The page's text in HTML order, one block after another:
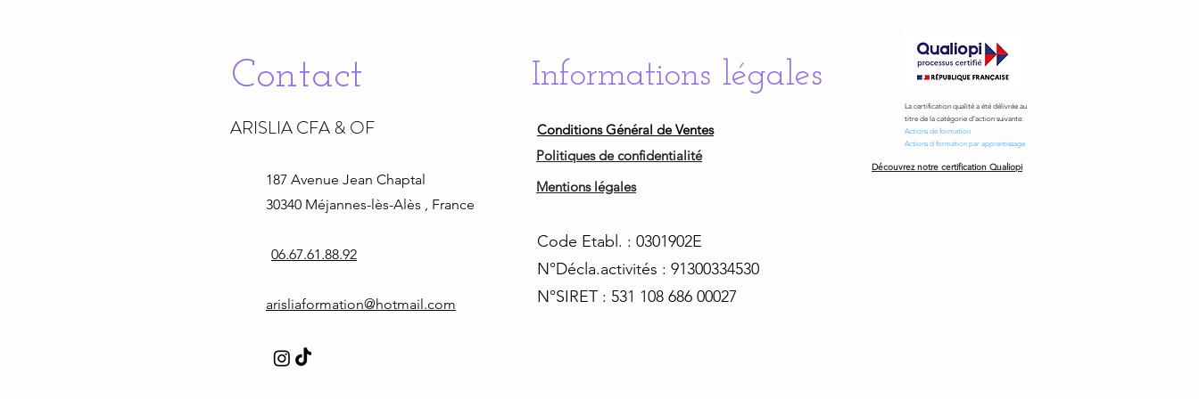
Contact
ARISLIA CFA & OF
Informations légales
Conditions Général de Ventes
Politiques de confidentialité
187 Avenue Jean Chaptal
30340 Méjannes-lès-Alès , France
Mentions légales
06.67.61.88.92
arisliaformation@hotmail.com
Code Etabl. : 0301902E
N°Décla.activités : 91300334530
N°SIRET : 531 108 686 00027
La certification qualité a été délivrée au
titre de la catégorie d'action suivante:
Actions de formation
Actions d formation par apprentissage
Découvrez notre certification Qualiopi